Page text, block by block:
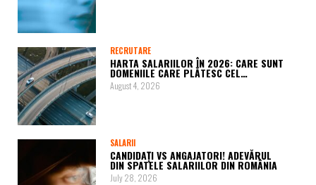
RECRUTARE
HARTA SALARIILOR ÎN 2026: CARE SUNT
DOMENIILE CARE PLĂTESC CEL…
August 4, 2026
SALARII
CANDIDAȚI VS ANGAJATORI! ADEVĂRUL
DIN SPATELE SALARIILOR DIN ROMÂNIA
July 28, 2026